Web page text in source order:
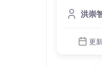
設計技
器
洪崇
更